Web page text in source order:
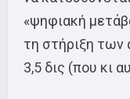
«ψηφιακή
τη στήριξη των
3,5 δις (που κι